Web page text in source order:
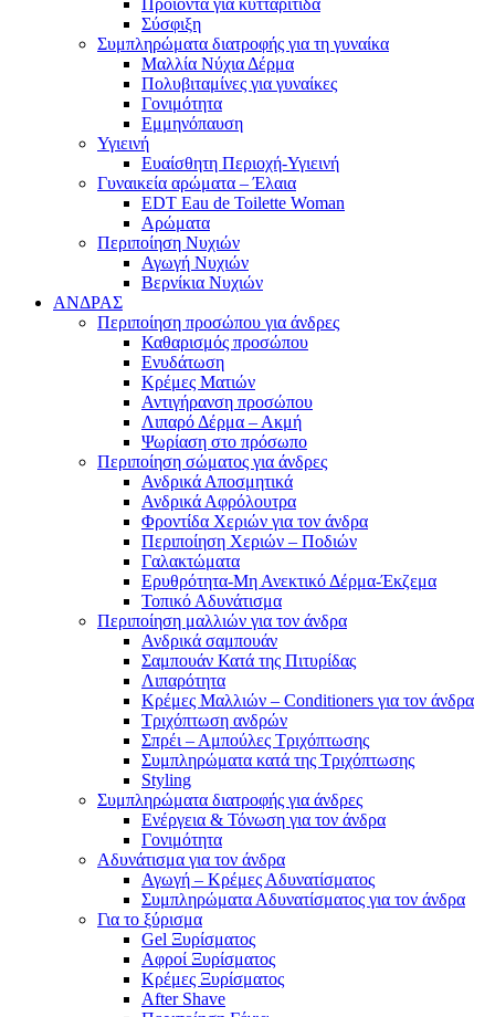
Προϊόντα για κυτταρίτιδα
Σύσφιξη
Συμπληρώματα διατροφής για τη γυναίκα
Μαλλία Νύχια Δέρμα
Πολυβιταμίνες για γυναίκες
Γονιμότητα
Εμμηνόπαυση
Υγιεινή
Ευαίσθητη Περιοχή-Υγιεινή
Γυναικεία αρώματα – Έλαια
EDT Eau de Toilette Woman
Αρώματα
Περιποίηση Νυχιών
Αγωγή Νυχιών
Βερνίκια Νυχιών
ΑΝΔΡΑΣ
Περιποίηση προσώπου για άνδρες
Καθαρισμός προσώπου
Ενυδάτωση
Κρέμες Ματιών
Αντιγήρανση προσώπου
Λιπαρό Δέρμα – Ακμή
Ψωρίαση στο πρόσωπο
Περιποίηση σώματος για άνδρες
Ανδρικά Αποσμητικά
Ανδρικά Αφρόλουτρα
Φροντίδα Χεριών για τον άνδρα
Περιποίηση Χεριών – Ποδιών
Γαλακτώματα
Ερυθρότητα-Μη Ανεκτικό Δέρμα-Έκζεμα
Τοπικό Αδυνάτισμα
Περιποίηση μαλλιών για τον άνδρα
Ανδρικά σαμπουάν
Σαμπουάν Κατά της Πιτυρίδας
Λιπαρότητα
Κρέμες Μαλλιών – Conditioners για τον άνδρα
Τριχόπτωση ανδρών
Σπρέι – Αμπούλες Τριχόπτωσης
Συμπληρώματα κατά της Τριχόπτωσης
Styling
Συμπληρώματα διατροφής για άνδρες
Ενέργεια & Τόνωση για τον άνδρα
Γονιμότητα
Αδυνάτισμα για τον άνδρα
Αγωγή – Κρέμες Αδυνατίσματος
Συμπληρώματα Αδυνατίσματος για τον άνδρα
Για το ξύρισμα
Gel Ξυρίσματος
Αφροί Ξυρίσματος
Κρέμες Ξυρίσματος
After Shave